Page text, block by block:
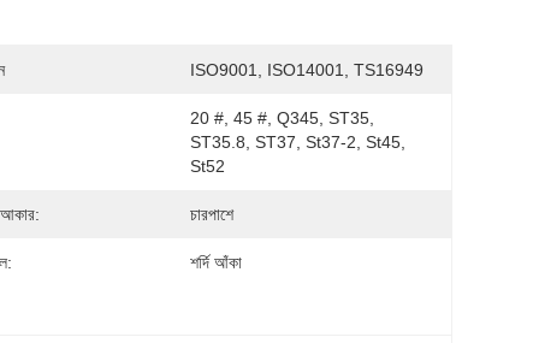
ISO9001, ISO14001, TS16949
20 #, 45 #, Q345, ST35,
ST35.8, ST37, St37-2, St45,
St52
চারপাশে
শর্দি আঁকা